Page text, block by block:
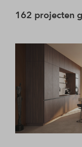
162 projecten